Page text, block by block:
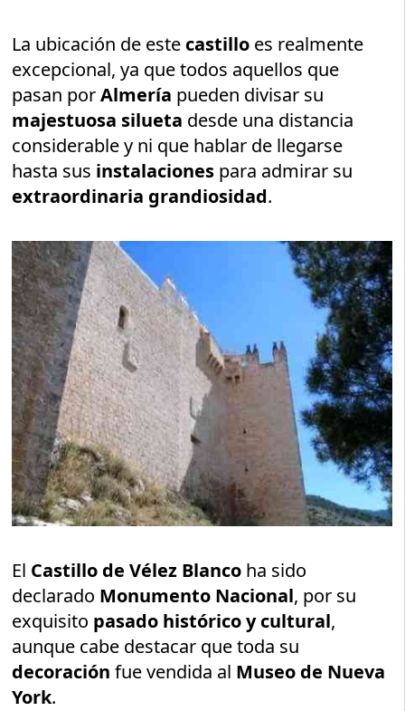
La ubicación de este castillo es realmente
excepcional, ya que todos aquellos que
pasan porAlmería pueden divisar su
majestuosa silueta desde una distancia
considerable y ni que hablar de llegarse
hasta sus instalaciones para admirar su
extraordinaria grandiosidad.
El Castillo de Vélez Blanco ha sido
declarado Monumento Nacional, por su
exquisito pasado histórico y cultural,
aunque cabe destacar que toda su
decoración fue vendida al Museo de Nueva
York.